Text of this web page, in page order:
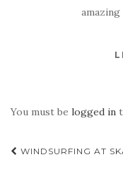
You must be logged in
Post
WINDSURFING AT